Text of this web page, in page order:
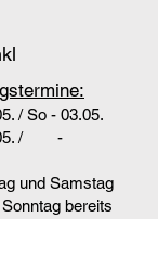
- 03.05.
/ -
und Samstag
bereits